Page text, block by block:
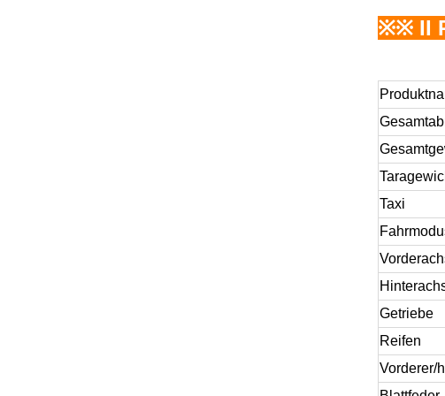
※※ II
Taxi
Getriebe
Reifen
Vorderer/